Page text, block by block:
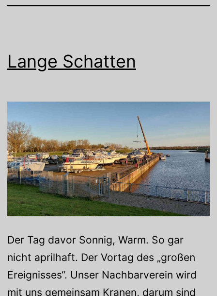
Lange Schatten
Der Tag davor Sonnig, Warm. So gar
nicht aprilhaft. Der Vortag des „großen
Ereignisses“. Unser Nachbarverein wird
mit uns gemeinsam Kranen, darum sind